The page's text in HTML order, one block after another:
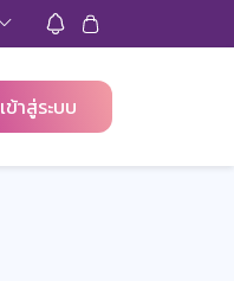
เข้าสู่ระบบ